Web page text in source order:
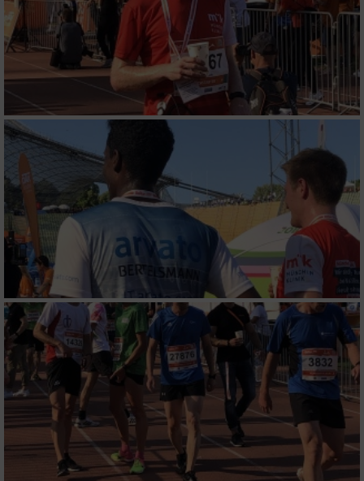
Verwendung reduzierter Daten zur Auswahl
von Werbeanzeigen
Erstellung von Profilen für personalisierte
Werbung
Verwendung von Profilen zur Auswahl
personalisierter Werbung
Erstellung von Profilen zur Personalisierung
von Inhalten
Verwendung von Profilen zur Auswahl
personalisierter Inhalte
Messung der Werbeleistung
Messung der Performance von Inhalten
Analyse von Zielgruppen durch Statistiken
oder Kombinationen von Daten aus
verschiedenen Quellen
Entwicklung und Verbesserung der Angebote
Verwendung reduzierter Daten zur Auswahl
von Inhalten